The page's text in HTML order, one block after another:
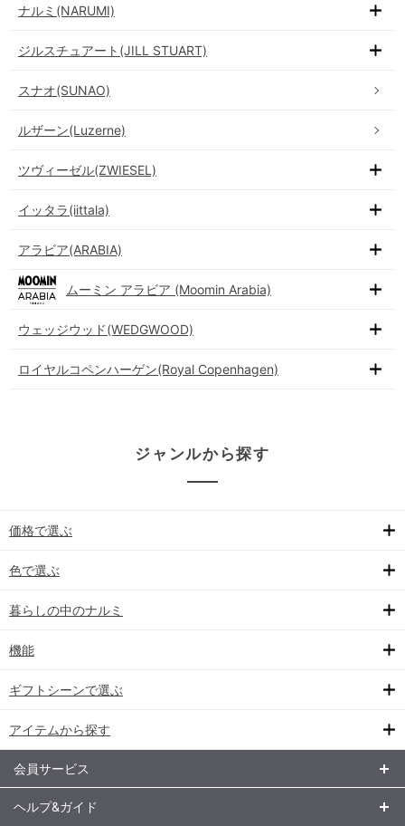
ナルミ(NARUMI)
ジルスチュアート(JILL STUART)
スナオ(SUNAO)
ルザーン(Luzerne)
ツヴィーゼル(ZWIESEL)
イッタラ(iittala)
アラビア(ARABIA)
ムーミン アラビア (Moomin Arabia)
ウェッジウッド(WEDGWOOD)
ロイヤルコペンハーゲン(Royal Copenhagen)
ジャンルから探す
価格で選ぶ
色で選ぶ
暮らしの中のナルミ
機能
ギフトシーンで選ぶ
アイテムから探す
会員サービス
ヘルプ&ガイド